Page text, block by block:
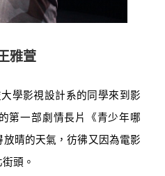
雅萱
學影視設計系的同學來到影
第一部劇情長片《青少年哪
晴的天氣，彷彿又因為電影
頭。